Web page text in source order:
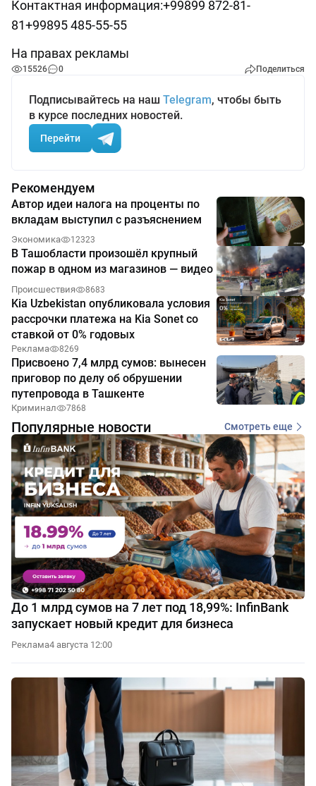
Контактная информация:+99899 872-81-
81+99895 485-55-55
На правах рекламы
15526 0 Поделиться
Подписывайтесь на наш Telegram, чтобы быть
в курсе последних новостей.
Перейти
Рекомендуем
Автор идеи налога на проценты по
вкладам выступил с разъяснением
Экономика 12323
В Ташобласти произошёл крупный
пожар в одном из магазинов — видео
Происшествия 8683
Kia Uzbekistan опубликовала условия
рассрочки платежа на Kia Sonet со
ставкой от 0% годовых
Реклама 8269
Присвоено 7,4 млрд сумов: вынесен
приговор по делу об обрушении
путепровода в Ташкенте
Криминал 7868
Популярные новости Смотреть еще
До 1 млрд сумов на 7 лет под 18,99%: InfinBank
запускает новый кредит для бизнеса
Реклама4 августа 12:00